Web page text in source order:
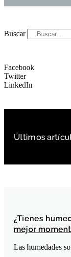
Buscar
Facebook
Twitter
LinkedIn
Últimos
¿Tienes
mejor
Las humedades